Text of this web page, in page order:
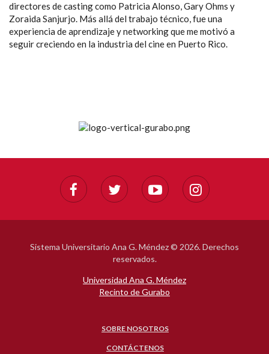
directores de casting como Patricia Alonso, Gary Ohms y
Zoraida Sanjurjo. Más allá del trabajo técnico, fue una
experiencia de aprendizaje y networking que me motivó a
seguir creciendo en la industria del cine en Puerto Rico.
Sistema Universitario Ana G. Méndez © 2026. Derechos
reservados.
Universidad Ana G. Méndez
Recinto de Gurabo
SOBRE NOSOTROS
CONTÁCTENOS